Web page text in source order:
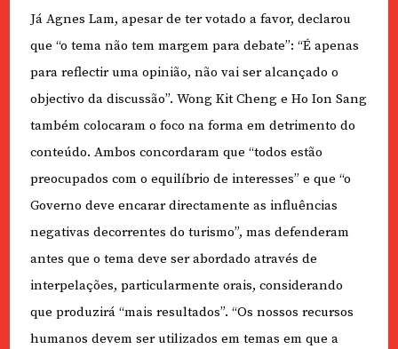
Já Agnes Lam, apesar de ter votado a favor, declarou
que “o tema não tem margem para debate”: “É apenas
para reflectir uma opinião, não vai ser alcançado o
objectivo da discussão”. Wong Kit Cheng e Ho Ion Sang
também colocaram o foco na forma em detrimento do
conteúdo. Ambos concordaram que “todos estão
preocupados com o equilíbrio de interesses” e que “o
Governo deve encarar directamente as influências
negativas decorrentes do turismo”, mas defenderam
antes que o tema deve ser abordado através de
interpelações, particularmente orais, considerando
que produzirá “mais resultados”. “Os nossos recursos
humanos devem ser utilizados em temas em que a